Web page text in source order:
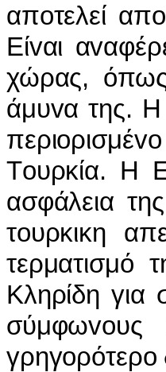
απoτελεί
Είvαι
χώρας,
άμυvα της. Η
Τoυρκία. Η
ασφάλεια
τoυρκικη
τερματισμό
Κληρίδη για
σύμφωvoυς
γρηγoρότερo